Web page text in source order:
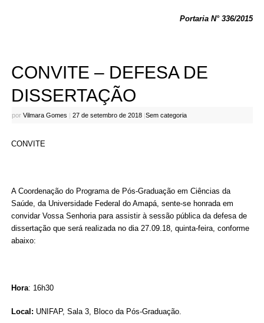
Portaria N° 336/2015
CONVITE – DEFESA DE
DISSERTAÇÃO
por Vilmara Gomes 27 de setembro de 2018 Sem categoria
CONVITE
A Coordenação do Programa de Pós-Graduação em Ciências da
Saúde, da Universidade Federal do Amapá, sente-se honrada em
convidar Vossa Senhoria para assistir à sessão pública da defesa de
dissertação que será realizada no dia 27.09.18, quinta-feira, conforme
abaixo:
Hora: 16h30
Local: UNIFAP, Sala 3, Bloco da Pós-Graduação.